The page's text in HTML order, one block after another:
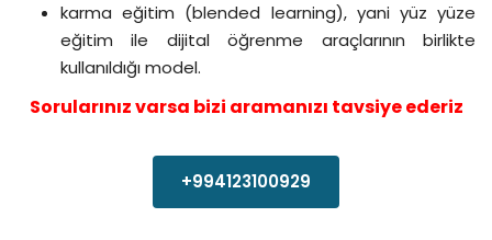
karma eğitim (blended learning), yani yüz yüze
eğitim ile dijital öğrenme araçlarının birlikte
kullanıldığı model.
Sorularınız varsa bizi aramanızı tavsiye ederiz
+994123100929